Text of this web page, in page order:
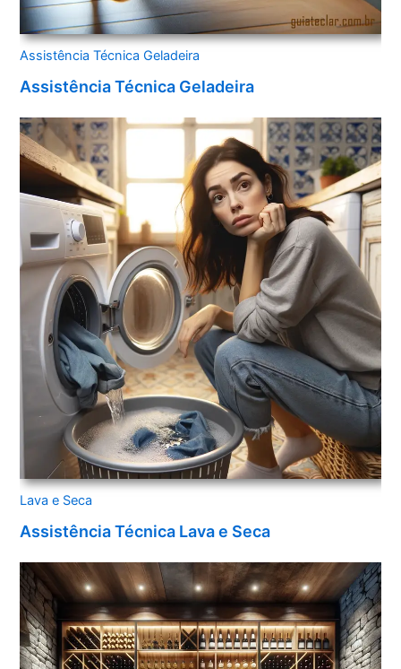
Assistência Técnica Geladeira
Assistência Técnica Geladeira
Lava e Seca
Assistência Técnica Lava e Seca